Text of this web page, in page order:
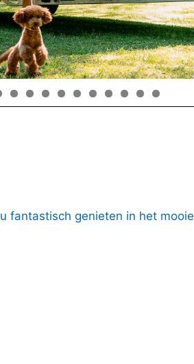
fantastisch genieten in het mooie